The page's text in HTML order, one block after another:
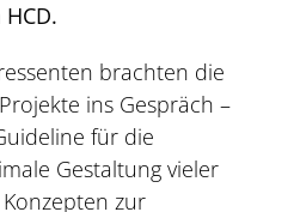
brachten die
ins Gespräch –
für die
Gestaltung vieler
zur